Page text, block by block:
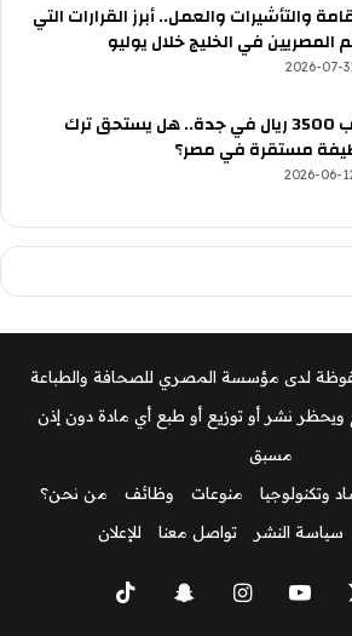
والتأشيرات والعمل.. أبرز القرارات التي
المصريين في الخليج خلال يوليو
2026-07-
راتب 3500 ريال في جدة.. هل يستحق ترك
مستقرة في مصر؟
2026-06-
لدى مؤسسة المصري للصحافة والطباعة
ويحظر نشر أو توزيع أو طبع أي مادة دون إذن
مسبق
وتكنولوجيا منوعات وظائف
من نحن؟
سياسة النشر تواصل معنا للإعلان
‫YouTubeانستقرامسناب